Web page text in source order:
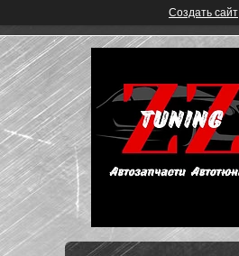
Создать сайт